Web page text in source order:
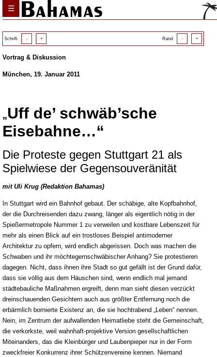
☰
Schrift - + Rand - +
Vortrag & Diskussion
München, 19. Januar 2011
„Uff de’ schwäb’sche
Eisebahne…“
Die Proteste gegen Stuttgart 21 als
Spielwiese der Gegensouveränität
mit Uli Krug (Redaktion Bahamas)
In Stuttgart wird ein Bahnhof gebaut. Der schäbige, alte Kopfbahnhof,
der die Durchreisenden dazu zwang, länger als eigentlich nötig in der
Spießermetropole Nummer 1 zu verweilen und kostbare Lebenszeit für
mehr als einen Blick auf ein trostloses Beispiel antimoderner
Architektur zu opfern, wird endlich abgerissen. Doch was machen die
Schwaben und ihr möchtegernschwäbischer Anhang? Sie protestieren
dagegen. Nicht, dass ihnen ihre Stadt so gut gefällt ist der Grund dafür,
dass sie völlig aus dem Häuschen sind, wenn endlich mal jemand
städtebauliche Maßnahmen ergreift, denn man sieht diesen verzückt
dreinschauenden Gesichtern auch aus größter Entfernung noch die
erbärmlich bornierte Existenz an, die sie hochtrabend „Leben“ nennen.
Nein, im Zentrum der aufwallenden Heimatliebe steht die Gemeinschaft,
die verkorkste, weil wahnhaft-projektive Version gesellschaftlichen
Miteinanders, das die Kleinbürger und Laubenpieper nur in der Form
zweckfreier Konkurrenz ihrer Schützenvereine kennen. Niemand